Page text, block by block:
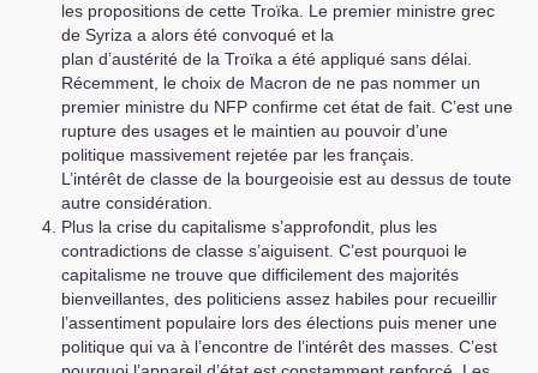
les propositions de cette Troïka. Le premier ministre grec
de Syriza a alors été convoqué et la
plan d’austérité de la Troïka a été appliqué sans délai.
Récemment, le choix de Macron de ne pas nommer un
premier ministre du NFP confirme cet état de fait. C’est une
rupture des usages et le maintien au pouvoir d’une
politique massivement rejetée par les français.
L’intérêt de classe de la bourgeoisie est au dessus de toute
autre considération.
Plus la crise du capitalisme s’approfondit, plus les
contradictions de classe s’aiguisent. C’est pourquoi le
capitalisme ne trouve que difficilement des majorités
bienveillantes, des politiciens assez habiles pour recueillir
l’assentiment populaire lors des élections puis mener une
politique qui va à l’encontre de l’intérêt des masses. C’est